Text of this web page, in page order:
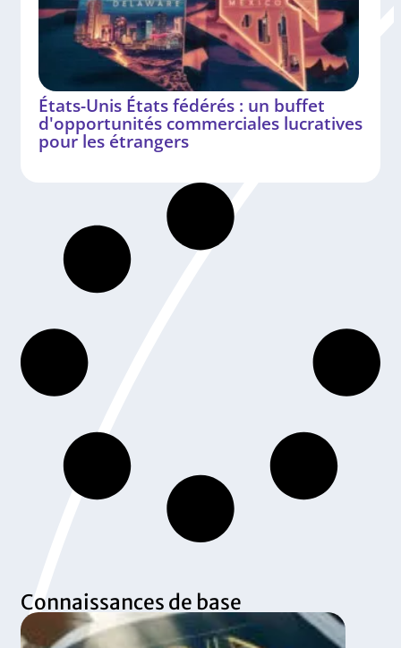
États-Unis États fédérés : un buffet
d'opportunités commerciales lucratives
pour les étrangers
Connaissances de base